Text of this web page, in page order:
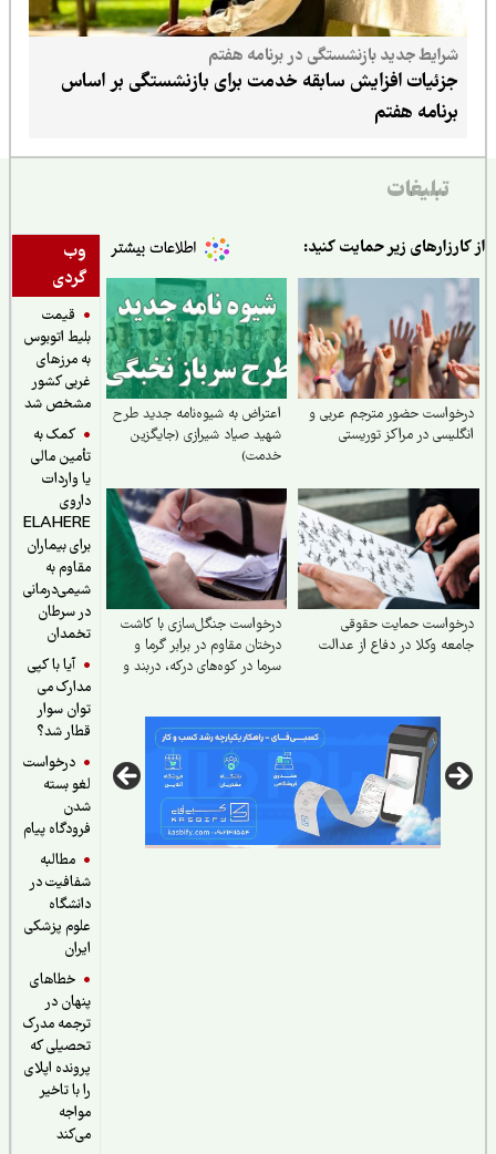
شرایط جدید بازنشستگی در برنامه هفتم
جزئیات افزایش سابقه خدمت برای بازنشستگی بر اساس
برنامه هفتم
تبلیغات
وب
گردی
قیمت
بلیط اتوبوس
به مرزهای
غربی کشور
مشخص شد
کمک به
تأمین مالی
یا واردات
داروی
ELAHERE
برای بیماران
مقاوم به
شیمی‌درمانی
در سرطان
تخمدان
آیا با کپی
مدارک می
توان سوار
قطار شد؟
درخواست
لغو بسته
فرودگاه پیام
مطالبه
شفافیت در
دانشگاه
علوم پزشکی
خطاهای
پنهان در
ترجمه مدرک
تحصیلی که
پرونده اپلای
را با تاخیر
زیر حمایت کنید:
حضور مترجم عربی و
در مراکز توریستی
اعتراض به شیوه‌نامه جدید طرح
شهید صیاد شیرازی (جایگزین
خدمت)
حمایت حقوقی
وکلا در دفاع از عدالت
درخواست جنگل‌سازی با کاشت
درختان مقاوم در برابر گرما و
سرما در کوه‌های درکه، دربند و